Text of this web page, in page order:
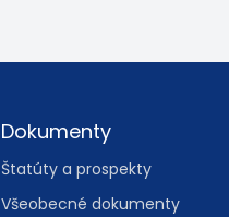
Dokumenty
Štatúty a prospekty
Všeobecné dokumenty